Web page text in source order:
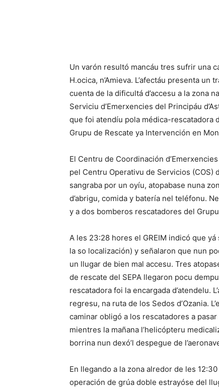
Un varón resultó mancáu tres sufrir una
H.ocica, n’Amieva. L’afectáu presenta
cuenta de la dificultá d’accesu a la zona
Serviciu d’Emerxencies del Principáu
que foi atendíu pola médica-rescatadora
Grupu de Rescate ya Intervención en
El Centru de Coordinación
pel Centru Operativu de Servicios (COS)
sangraba por un oyíu, atopabase nuna
d’abrigu, comida y batería nel teléfonu.
y a dos bomberos rescatadores del
A les 23:28 hores el GREIM indicó que
la so localización) y señalaron que nun
un llugar de bien mal accesu. Tres
de rescate del SEPA llegaron pocu
rescatadora foi la encargada d’atendelu.
regresu, na ruta de los Sedos d’Ozania.
caminar obligó a los rescatadores a
mientres la mañana l’helicópteru
borrina nun dexó’l despegue de
En llegando a la zona alredor de les
operación de grúa doble estrayóse del